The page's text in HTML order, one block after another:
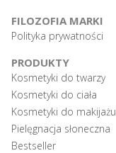
FILOZOFIA MARKI
Polityka prywatności
PRODUKTY
Kosmetyki do twarzy
Kosmetyki do ciała
Kosmetyki do makijażu
Pielęgnacja słoneczna
Bestseller